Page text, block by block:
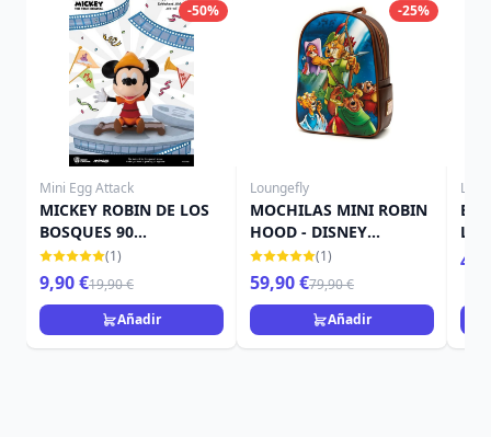
-50%
Mini Egg Attack
MICKEY ROBIN DE LOS
BOSQUES 90
ANIVERSARIO - DISNEY
MINI EGG ATTACK
(1)
9,90 €19,90 €
Añadir
-25%
Loungefly
MOCHILAS MINI ROBIN
HOOD - DISNEY
LOUNGEFLY
(1)
59,90 €79,90 €
Añadir